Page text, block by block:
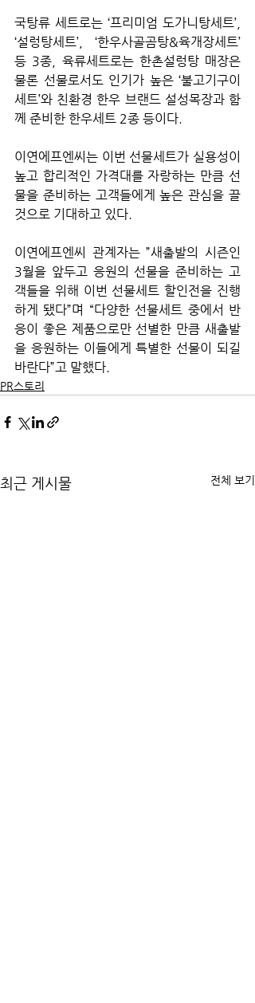
국탕류 세트로는 ‘프리미엄 도가니탕세트’,
‘설렁탕세트’, ‘한우사골곰탕&육개장세트’
등 3종, 육류세트로는 한촌설렁탕 매장은
물론 선물로서도 인기가 높은 ‘불고기구이
세트’와 친환경 한우 브랜드 설성목장과 함
께 준비한 한우세트 2종 등이다.
이연에프엔씨는 이번 선물세트가 실용성이
높고 합리적인 가격대를 자랑하는 만큼 선
물을 준비하는 고객들에게 높은 관심을 끌
것으로 기대하고 있다.
이연에프엔씨 관계자는 ”새출발의 시즌인
3월을 앞두고 응원의 선물을 준비하는 고
객들을 위해 이번 선물세트 할인전을 진행
하게 됐다”며 “다양한 선물세트 중에서 반
응이 좋은 제품으로만 선별한 만큼 새출발
을 응원하는 이들에게 특별한 선물이 되길
바란다”고 말했다.
PR스토리
최근 게시물 전체 보기